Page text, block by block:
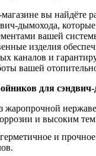
вы найдёте
дымохода, которые
вашей
изделия
каналов и
вашей
для
жаропрочной
и высоким
и